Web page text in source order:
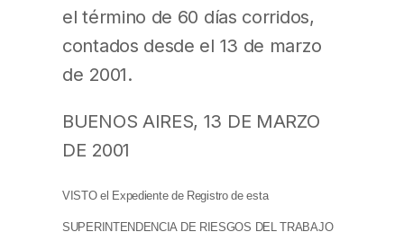
el término de 60 días corridos,
contados desde el 13 de marzo
de 2001.
BUENOS AIRES, 13 DE MARZO
DE 2001
VISTO el Expediente de Registro de esta
SUPERINTENDENCIA DE RIESGOS DEL TRABAJO